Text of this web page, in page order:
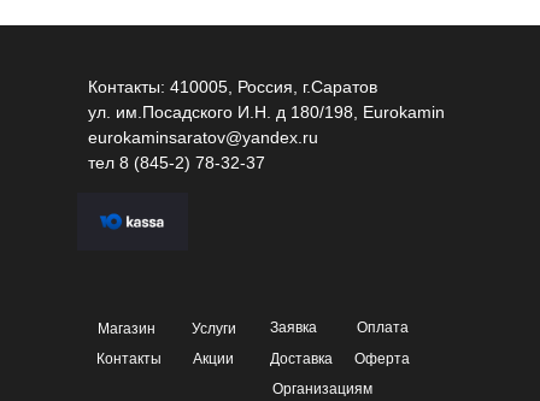
Контакты: 410005, Россия, г.Саратов
ул. им.Посадского И.Н. д 180/198, Eurokamin
eurokaminsaratov@yandex.ru
тел 8 (845-2) 78-32-37
Магазин Услуги Заявка
Оплата
Акции
Контакты Доставка
Оферта
Организациям